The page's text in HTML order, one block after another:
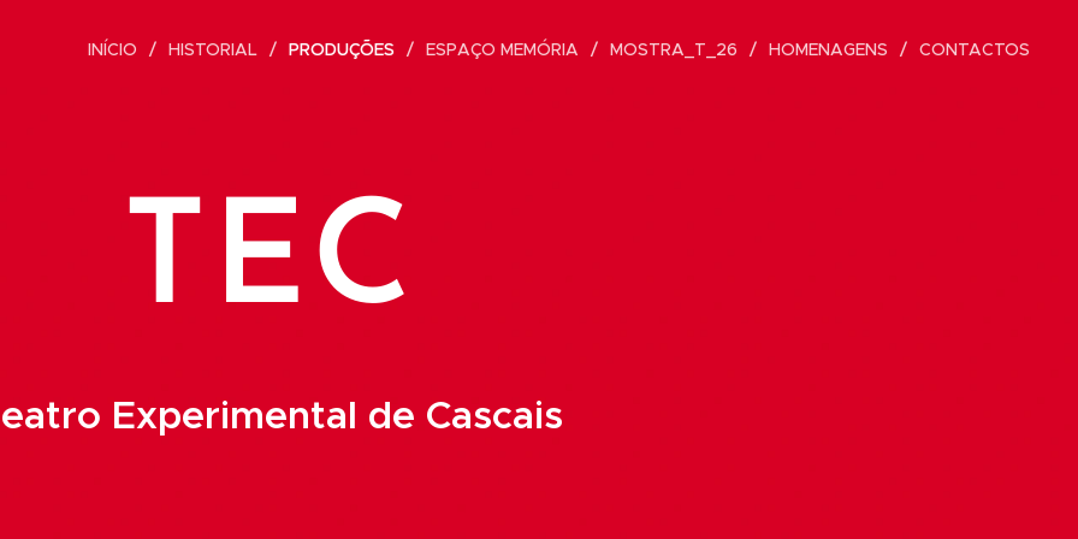
INÍCIO HISTORIAL PRODUÇÕES ESPAÇO MEMÓRIA MOSTRA_T_26 HOMENAGENS CONTACTOS
TEC
Experimental de Cascais